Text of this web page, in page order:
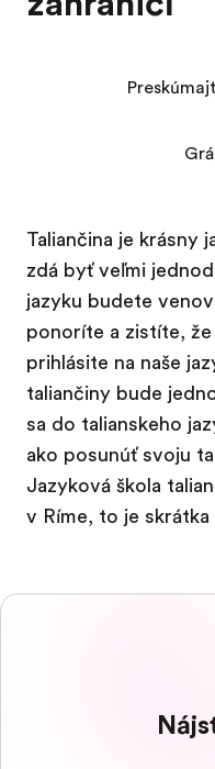
Taliančina je krásny
zdá byť veľmi
jazyku budete
ponoríte a zistíte,
prihlásite na naše
taliančiny bude
sa do talianskeho
ako posunúť svoju
Jazyková škola
v Ríme, to je